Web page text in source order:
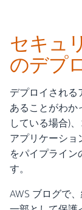
セキュ
のデプ
デプロイされる
あることがわか
している場合)
アプリケーショ
をパイプライン
す。
AWS ブログで